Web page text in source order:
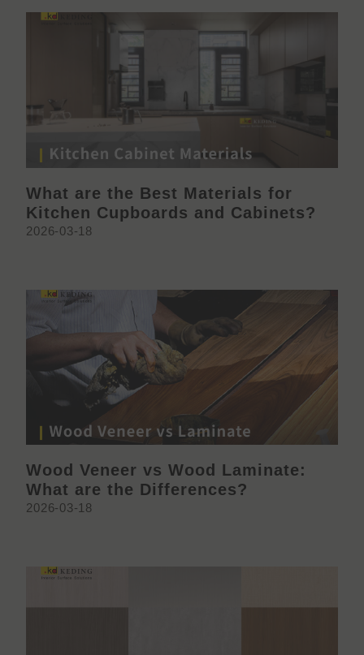
What are the Best Materials for
Kitchen Cupboards and Cabinets?
2026-03-18
Wood Veneer vs Wood Laminate:
What are the Differences?
2026-03-18